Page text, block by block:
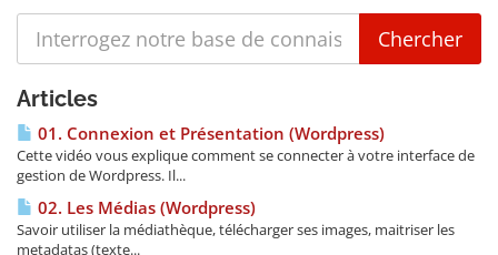
Articles
01. Connexion et Présentation (Wordpress)
Cette vidéo vous explique comment se connecter à votre interface de
gestion de Wordpress. Il...
02. Les Médias (Wordpress)
Savoir utiliser la médiathèque, télécharger ses images, maitriser les
metadatas (texte...